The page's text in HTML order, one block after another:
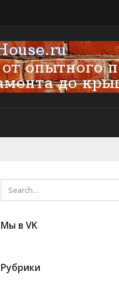
Мы в VK
Рубрики